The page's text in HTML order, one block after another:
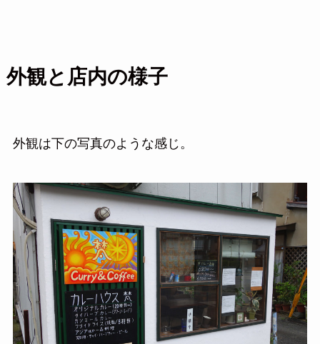
外観と店内の様子
外観は下の写真のような感じ。